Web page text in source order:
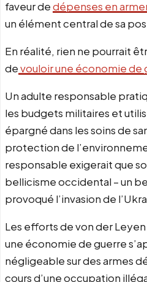
faveur dedépenses en
un élément central de sa
En réalité, rien ne pourrait
devouloir une économie de
Un adulte responsable
les budgets militaires et
épargné dans les soins de
protection de
responsable exigerait que
bellicisme occidental – un
provoqué l’invasion de
Les efforts de von der
une économie de guerre
négligeable sur des armes
cours d’une occupation